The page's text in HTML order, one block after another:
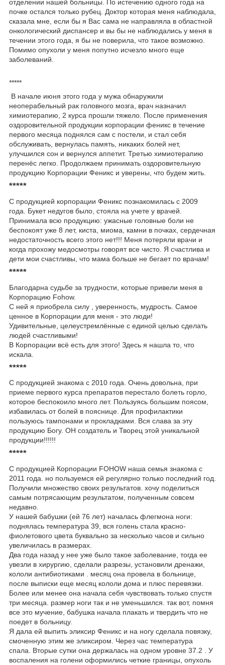
отделении нашей больницы. По истечению одного года на
почке остался только рубец. Доктор которая меня наблюдала,
сказала мне, если бы я Вас сама не направляла в областной
онкологический диспансер и вы бы не наблюдались у меня в
течении этого года, я бы не поверила, что такое возможно.
Помимо опухоли у меня попутно исчезло много еще
заболеваний.
*****
В начале июня этого года у мужа обнаружили
неоперабельный рак головного мозга, врач назначил
химиотерапию, 2 курса прошли тяжело. После применения
оздоровительной продукции корпорации феникс в течение
первого месяца поднялся сам с постели, и стал себя
обслуживать, вернулась память, никаких болей нет,
улучшился сон и вернулся аппетит. Третью химиотерапию
перенёс легко. Продолжаем принимать оздоровительную
продукцию Корпорации Феникс и уверены, что будем жить.
*****
С продукцией корпорации Феникс познакомилась с 2009
года. Букет недугов было, стояла на учете у врачей.
Принимала всю продукцию: ужасные головные боли не
беспокоят уже 8 лет, киста, миома, камни в почках, сердечная
недостаточность всего этого нет!!! Меня потеряли врачи и
когда прохожу медосмотры говорят все чисто. Я счастлива и
дети мои счастливы, что мама больше не бегает по врачам!
*****
Благодарна судьбе за трудности, которые привели меня в
Корпорацию Fohow.
С ней я приобрела силу , уверенность, мудрость. Самое
ценное в Корпорации для меня - это люди!
Удивительные, целеустремлённые с единой целью сделать
людей счастливыми!
В Корпорации всё есть для этого! Здесь я нашла то, что
искала.
*****
С продукцией знакома с 2010 года. Очень довольна, при
приеме первого курса препаратов перестало болеть горло,
которое беспокоило много лет. Пользуясь большим поясом,
избавилась от болей в пояснице. Для профилактики
пользуюсь тампонами и прокладками. Вся слава за эту
продукцию Богу. ОН создатель и Творец этой уникальной
продукции!!!!!!
*****
С продукцией Корпорации FOHOW наша семья знакома с
2011 года. но пользуемся ей регулярно только последний год.
Получили множество своих результатов. хочу поделиться
самым потрясающим результатом, полученным совсем
недавно.
У нашей бабушки (ей 76 лет) началась флегмона ноги:
поднялась температура 39, вся голень стала красно-
фиолетового цвета буквально за несколько часов и сильно
увеличилась в размерах.
Два года назад у нее уже было такое заболевание, тогда ее
увезли в хирургию, сделали разрезы, установили дренажи,
кололи антибиотиками . месяц она провела в больнице,
после выписки еще месяц кололи дома и плюс перевязки.
Более или менее она начала себя чувствовать только спустя
три месяца. размер ноги так и не уменьшился. так вот, помня
все это мучение, бабушка начала плакать и твердить что не
поедет в больницу.
Я дала ей выпить эликсир Феникс и на ногу сделала повязку,
смоченную этим же эликсиром. Через час температура
спала. Вторые сутки она держалась на одном уровне 37.2 . У
воспаления на голени оформились четкие границы, опухоль